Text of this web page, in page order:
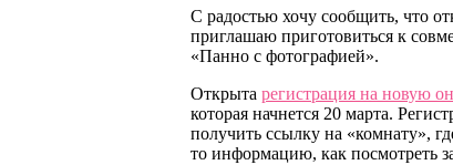
С радостью хочу сообщить, что
приглашаю приготовиться к
«Панно с фотографией».
Открыта регистрация на новую
которая начнется 20 марта.
получить ссылку на «комнату»,
то информацию, как посмотреть